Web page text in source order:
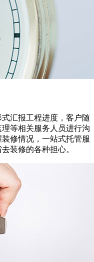
汇报工程进度，客户随
等相关服务人员进行沟
修情况，一站式托管服
装修的各种担心。